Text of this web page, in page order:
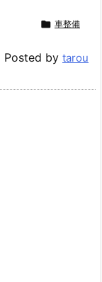
 車整備
Posted by tarou